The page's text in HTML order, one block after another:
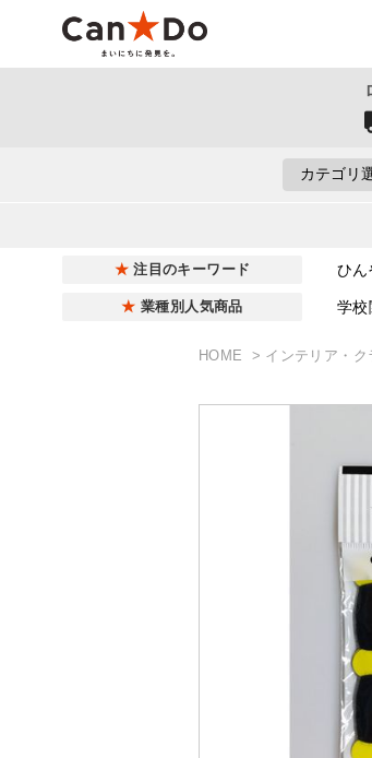
注目のキーワード ひん
業種別人気商品 学校
HOME インテリア・ク